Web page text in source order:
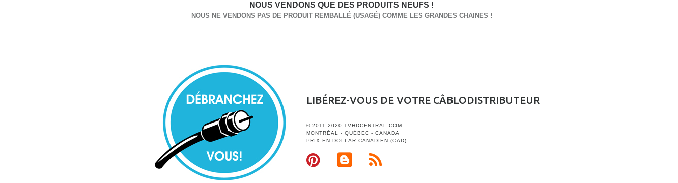
NOUS VENDONS QUE DES PRODUITS NEUFS !
NOUS NE VENDONS PAS DE PRODUIT REMBALLÉ (USAGÉ) COMME LES GRANDES CHAINES !
LIBÉREZ-VOUS DE VOTRE CÂBLODISTRIBUTEUR
© 2011-2020 TVHDCENTRAL.COM
MONTRÉAL - QUÉBEC - CANADA
PRIX EN DOLLAR CANADIEN (CAD)